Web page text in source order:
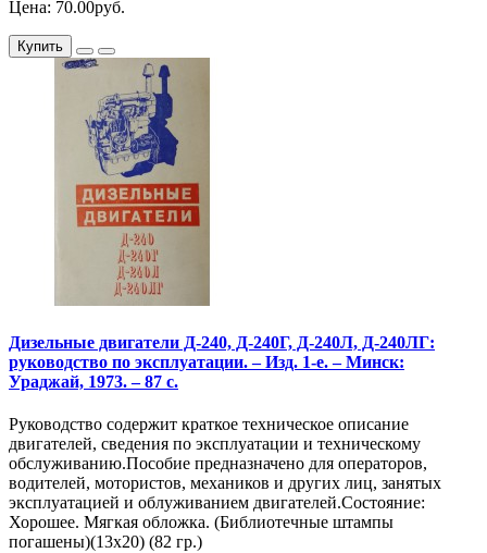
Цена: 70.00руб.
Купить
Дизельные двигатели Д-240, Д-240Г, Д-240Л, Д-240ЛГ:
руководство по эксплуатации. – Изд. 1-е. – Минск:
Ураджай, 1973. – 87 с.
Руководство содержит краткое техническое описание
двигателей, сведения по эксплуатации и техническому
обслуживанию.Пособие предназначено для операторов,
водителей, мотористов, механиков и других лиц, занятых
эксплуатацией и облуживанием двигателей.Состояние:
Хорошее. Мягкая обложка. (Библиотечные штампы
погашены)(13х20) (82 гр.)